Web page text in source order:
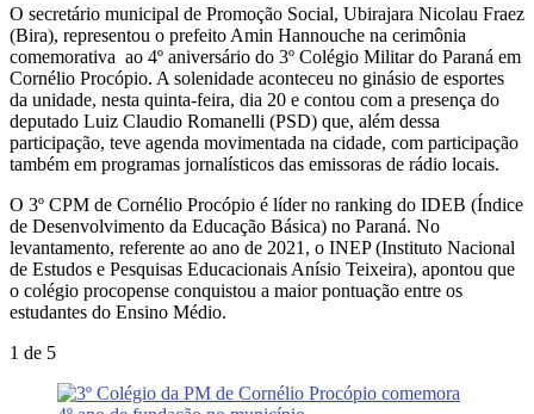
O secretário municipal de Promoção Social, Ubirajara Nicolau Fraez
(Bira), representou o prefeito Amin Hannouche na cerimônia
comemorativa ao 4º aniversário do 3º Colégio Militar do Paraná em
Cornélio Procópio. A solenidade aconteceu no ginásio de esportes
da unidade, nesta quinta-feira, dia 20 e contou com a presença do
deputado Luiz Claudio Romanelli (PSD) que, além dessa
participação, teve agenda movimentada na cidade, com participação
também em programas jornalísticos das emissoras de rádio locais.
O 3º CPM de Cornélio Procópio é líder no ranking do IDEB (Índice
de Desenvolvimento da Educação Básica) no Paraná. No
levantamento, referente ao ano de 2021, o INEP (Instituto Nacional
de Estudos e Pesquisas Educacionais Anísio Teixeira), apontou que
o colégio procopense conquistou a maior pontuação entre os
estudantes do Ensino Médio.
1 de 5